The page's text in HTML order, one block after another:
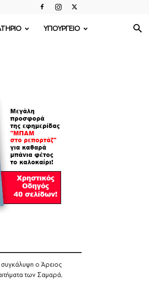
ΥΠΟΥΡΓΕΙΟ
συγκάλυψη ο Άρειος
των Σαμαρά,